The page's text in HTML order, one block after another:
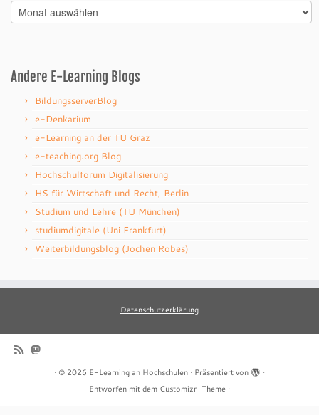
Archiv
Andere E-Learning Blogs
BildungsserverBlog
e-Denkarium
e-Learning an der TU Graz
e-teaching.org Blog
Hochschulforum Digitalisierung
HS für Wirtschaft und Recht, Berlin
Studium und Lehre (TU München)
studiumdigitale (Uni Frankfurt)
Weiterbildungsblog (Jochen Robes)
Datenschutzerklärung
· © 2026 E-Learning an Hochschulen · Präsentiert von
·
Entworfen mit dem Customizr-Theme ·